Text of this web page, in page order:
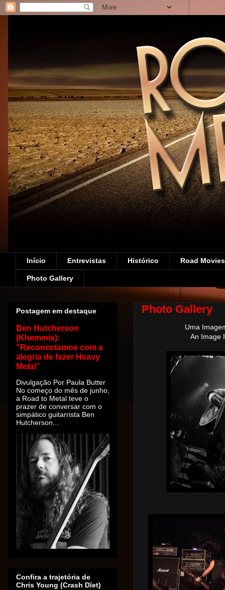
Início Entrevistas Histórico Road
Photo Gallery
Photo Gallery
Uma
An Image
Postagem em destaque
Ben Hutcherson
(Khemmis):
"Reconectamos com a
alegria de fazer Heavy
Metal”
Divulgação Por Paula Butter
No começo do mês de junho,
a Road to Metal teve o
prazer de conversar com o
simpático guitarrista Ben
Hutcherson...
Confira a trajetória de
Chris Young (Crash Dïet)